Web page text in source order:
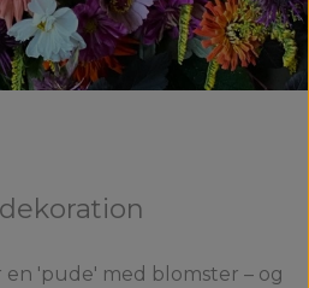
en 'pude' med blomster – og